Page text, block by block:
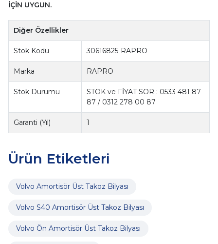
İÇİN UYGUN.
Diğer Özellikler
Stok Kodu 30616825-RAPRO
Marka RAPRO
Stok Durumu
STOK ve FİYAT SOR : 0533 481 87
87 / 0312 278 00 87
Garanti (Yıl) 1
Ürün Etiketleri
Volvo Amortisör Üst Takoz Bilyası
Volvo S40 Amortisör Üst Takoz Bilyası
Volvo Ön Amortisör Üst Takoz Bilyası